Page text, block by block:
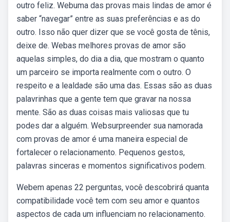
outro feliz. Webuma das provas mais lindas de amor é
saber “navegar” entre as suas preferências e as do
outro. Isso não quer dizer que se você gosta de tênis,
deixe de. Webas melhores provas de amor são
aquelas simples, do dia a dia, que mostram o quanto
um parceiro se importa realmente com o outro. O
respeito e a lealdade são uma das. Essas são as duas
palavrinhas que a gente tem que gravar na nossa
mente. São as duas coisas mais valiosas que tu
podes dar a alguém. Websurpreender sua namorada
com provas de amor é uma maneira especial de
fortalecer o relacionamento. Pequenos gestos,
palavras sinceras e momentos significativos podem.
Webem apenas 22 perguntas, você descobrirá quanta
compatibilidade você tem com seu amor e quantos
aspectos de cada um influenciam no relacionamento.